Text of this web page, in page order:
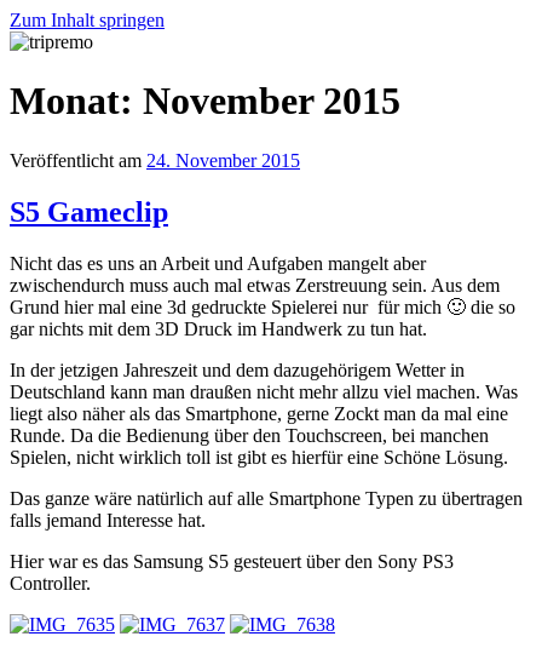
Zum Inhalt springen
Monat: November 2015
Veröffentlicht am 24. November 2015
S5 Gameclip
Nicht das es uns an Arbeit und Aufgaben mangelt aber
zwischendurch muss auch mal etwas Zerstreuung sein. Aus dem
Grund hier mal eine 3d gedruckte Spielerei nur für mich 🙂 die so
gar nichts mit dem 3D Druck im Handwerk zu tun hat.
In der jetzigen Jahreszeit und dem dazugehörigem Wetter in
Deutschland kann man draußen nicht mehr allzu viel machen. Was
liegt also näher als das Smartphone, gerne Zockt man da mal eine
Runde. Da die Bedienung über den Touchscreen, bei manchen
Spielen, nicht wirklich toll ist gibt es hierfür eine Schöne Lösung.
Das ganze wäre natürlich auf alle Smartphone Typen zu übertragen
falls jemand Interesse hat.
Hier war es das Samsung S5 gesteuert über den Sony PS3
Controller.